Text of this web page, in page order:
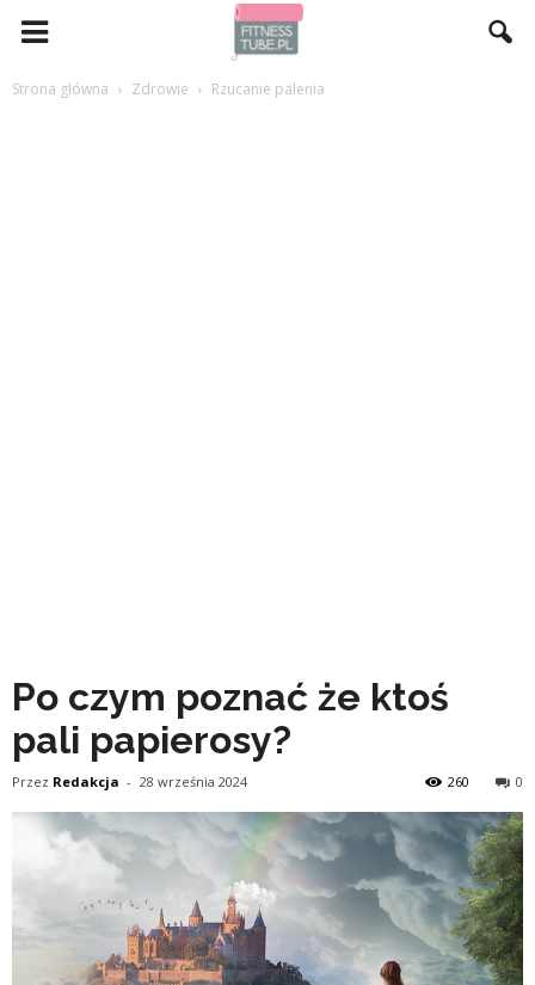
Strona główna Zdrowie Rzucanie palenia
Po czym poznać że ktoś
pali papierosy?
Przez Redakcja - 28 września 2024 0
260